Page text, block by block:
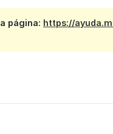
página: https://